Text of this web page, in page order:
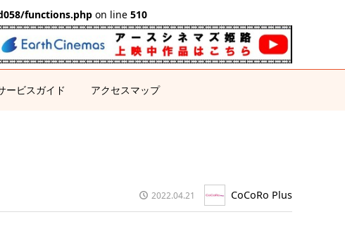
functions.php on line 510
ービスガイド アクセスマップ
2022.04.21 CoCoRo Plus